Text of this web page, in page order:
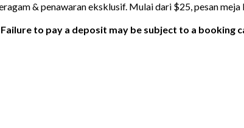
& penawaran eksklusif. Mulai dari $25, pesan
to pay a deposit may be subject to a booking